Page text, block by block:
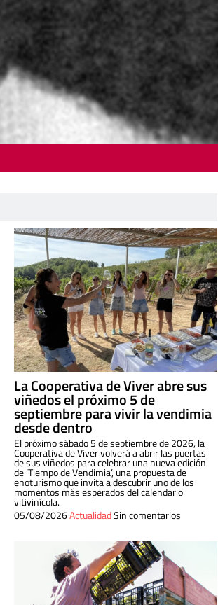
La Cooperativa de Viver abre sus
viñedos el próximo 5 de
septiembre para vivir la vendimia
desde dentro
El próximo sábado 5 de septiembre de 2026, la
Cooperativa de Viver volverá a abrir las puertas
de sus viñedos para celebrar una nueva edición
de ‘Tiempo de Vendimia’, una propuesta de
enoturismo que invita a descubrir uno de los
momentos más esperados del calendario
vitivinícola.
05/08/2026ActualidadSin comentarios